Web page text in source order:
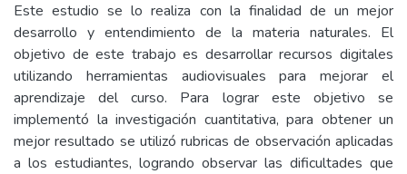
Este estudio se lo realiza con la finalidad de un mejor
desarrollo y entendimiento de la materia naturales. El
objetivo de este trabajo es desarrollar recursos digitales
utilizando herramientas audiovisuales para mejorar el
aprendizaje del curso. Para lograr este objetivo se
implementó la investigación cuantitativa, para obtener un
mejor resultado se utilizó rubricas de observación aplicadas
a los estudiantes, logrando observar las dificultades que